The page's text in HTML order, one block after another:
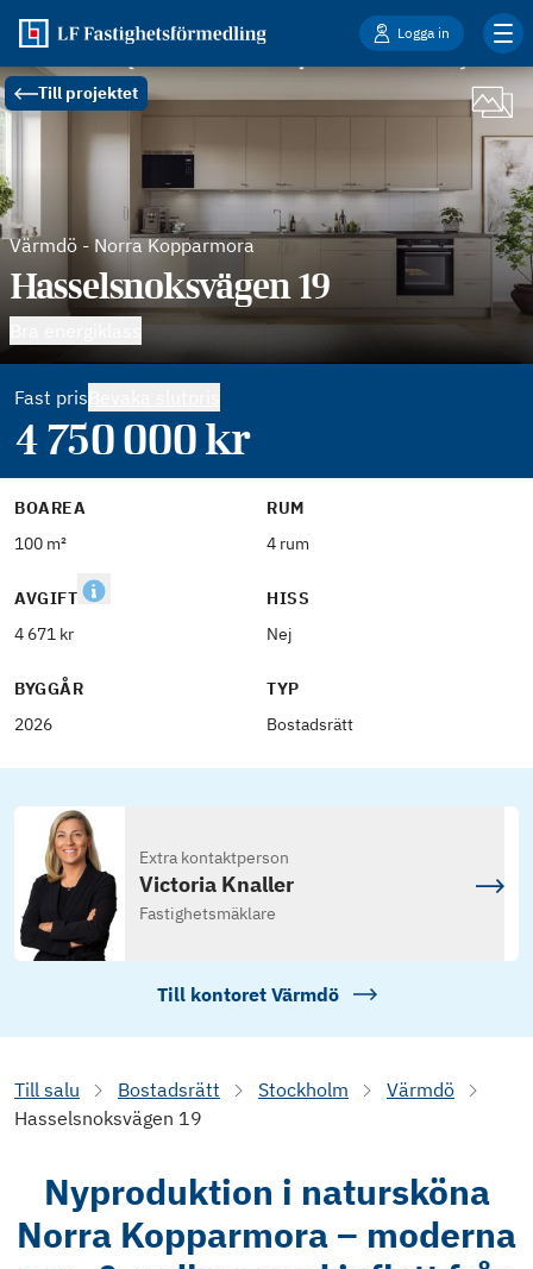
Logga in
Till projektet
Värmdö -Norra Kopparmora
Hasselsnoksvägen 19
Fast pris
4 750 000kr
BOAREA
100 m²
RUM
4 rum
AVGIFT
4 671 kr
HISS
Nej
BYGGÅR
2026
TYP
Bostadsrätt
Extra kontaktperson
Victoria Knaller
Fastighetsmäklare
Till kontoret Värmdö
Till salu Bostadsrätt Stockholm
Värmdö
Hasselsnoksvägen 19
Nyproduktion i natursköna
Norra Kopparmora – moderna